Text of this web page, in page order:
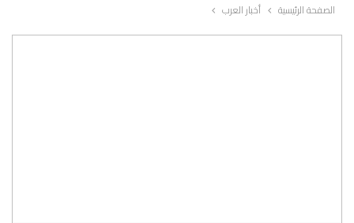
الصفحة الرئيسية أخبار العرب